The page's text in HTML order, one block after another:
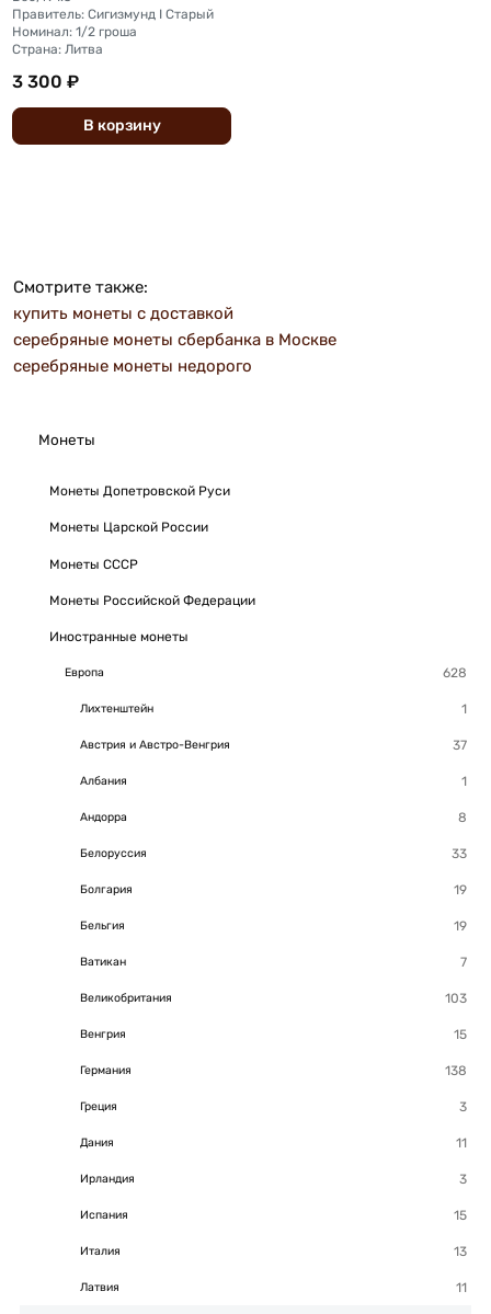
Монеты
Монеты Допетровской Руси
Монеты Царской России
Монеты СССР
Монеты Российской Федерации
Иностранные монеты
Европа
Лихтенштейн
Австрия и Австро-Венгрия
Албания
Андорра
Белоруссия
Болгария
Бельгия
Ватикан
Великобритания
Венгрия
Германия
Греция
Дания
Ирландия
Испания
Италия
Латвия
Правитель: Сигизмунд I Старый
Номинал: 1/2 гроша
Страна: Литва
3 300 ₽
В корзину
Смотрите также:
купить монеты с доставкой
серебряные монеты сбербанка в Москве
серебряные монеты недорого